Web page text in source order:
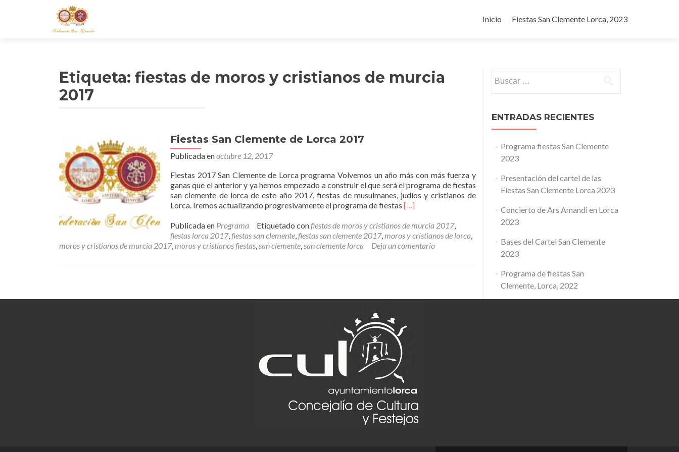
Inicio
Fiestas San Clemente Lorca, 2023
Etiqueta: fiestas de moros y cristianos de murcia
2017
Fiestas San Clemente de Lorca 2017
Publicada enoctubre 12, 2017
Fiestas 2017 San Clemente de Lorca programa Volvemos un año más con más fuerza y
ganas que el anterior y ya hemos empezado a construir el que será el programa de fiestas
san clemente de lorca de este año 2017, fiestas de musulmanes, judíos y cristianos de
Lorca. Iremos actualizando progresivamente el programa de fiestas Leer
San
Clemente
de
[…]
Publicada en Programa Etiquetado confiestas de moros y cristianos de murcia 2017,
fiestas lorca 2017,fiestas san clemente,fiestas san clemente 2017,moros y cristianos de lorca,
moros y cristianos de murcia 2017,moros y cristianos fiestas,san clemente,san clemente lorca Deja un comentario
ENTRADAS RECIENTES
Programa fiestas San Clemente
2023
Presentación del cartel de las
Fiestas San Clemente Lorca 2023
Concierto de Ars Amandi en Lorca
2023
Bases del Cartel San Clemente
2023
Programa de fiestas San
Clemente, Lorca, 2022